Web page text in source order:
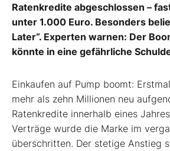
Ratenkredite abgeschlossen –
unter 1.000 Euro. Besonders
Later“. Experten warnen: Der
könnte in eine gefährliche
Einkaufen auf Pump boomt:
mehr als zehn Millionen neu
Ratenkredite innerhalb eines
Verträge wurde die Marke im
überschritten. Der stetige Anstieg